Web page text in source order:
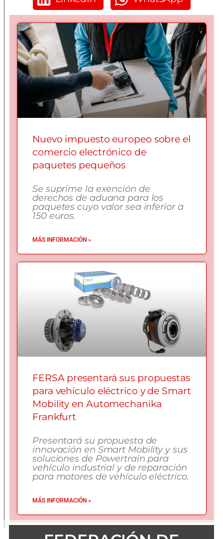
Nuevo impuesto europeo sobre el
comercio electrónico de
paquetes pequeños
Se suprime la exención de
derechos de aduana para los
paquetes cuyo valor sea inferior a
150 euros.
MÁS INFORMACIÓN »
FERSA presentará sus propuestas
para vehículo eléctrico y de Smart
Mobility en Automechanika
Frankfurt
Presentará su propuesta de
innovación en Smart Mobility y sus
soluciones de Powertrain para
vehículo industrial y de reparación
para motores de vehículo eléctrico.
MÁS INFORMACIÓN »